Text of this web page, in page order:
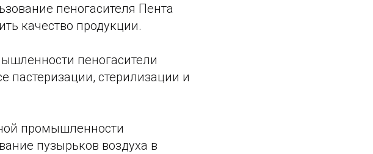
пенoгасителя Пента
качество продукции.
пенoгасители
пастеризации, стерилизации и
промышленности
пузырьков воздуха в